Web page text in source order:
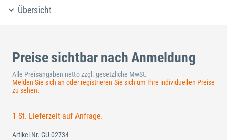
Übersicht
Preise sichtbar nach Anmeldung
Alle Preisangaben netto zzgl. gesetzliche MwSt.
Melden Sie sich an oder registrieren Sie sich um Ihre individuellen Preise
zu sehen.
1 St. Lieferzeit auf Anfrage.
Artikel-Nr. GU.02734